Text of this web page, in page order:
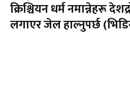
क्रिश्चियन धर्म नमान्नेहरू
लगाएर जेल हाल्नुपर्छ